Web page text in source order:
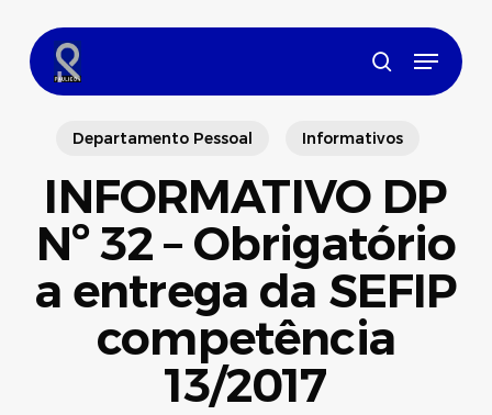
main
content
search
Menu
Departamento Pessoal Informativos
INFORMATIVO DP
Nº 32 – Obrigatório
a entrega da SEFIP
competência
13/2017